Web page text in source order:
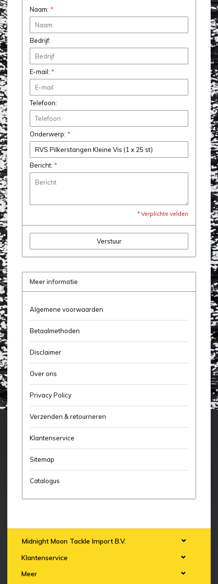
Naam: *
Bedrijf:
E-mail: *
Telefoon:
Onderwerp: *
Bericht: *
* Verplichte velden
Verstuur
Meer informatie
Algemene voorwaarden
Betaalmethoden
Disclaimer
Over ons
Privacy Policy
Verzenden & retourneren
Klantenservice
Sitemap
Catalogus
Midnight Moon Tackle Import B.V.
Klantenservice
Meer